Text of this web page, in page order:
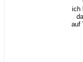
ich
auf